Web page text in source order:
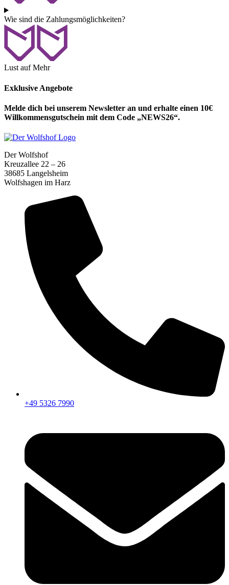
Wie sind die Zahlungsmöglichkeiten?
Lust auf Mehr
Exklusive Angebote
Melde dich bei unserem Newsletter an und erhalte einen 10€
Willkommensgutschein mit dem Code „NEWS26“.
Der Wolfshof
Kreuzallee 22 – 26
38685 Langelsheim
Wolfshagen im Harz
+49 5326 7990